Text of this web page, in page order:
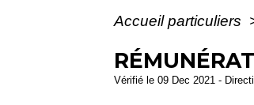
Accueil particuliers
Vérifié le 09 Dec 2021 -